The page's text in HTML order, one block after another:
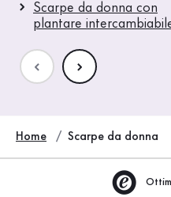
Scarpe da donna con
plantare
Home Scarpe da donna